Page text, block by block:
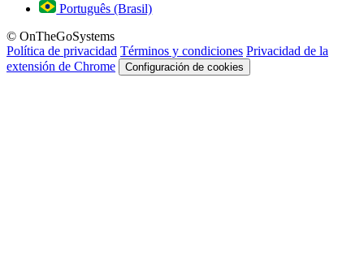
Português (Brasil)
© OnTheGoSystems
Política de privacidad Términos y condiciones Privacidad de la
extensión de Chrome
Configuración de cookies